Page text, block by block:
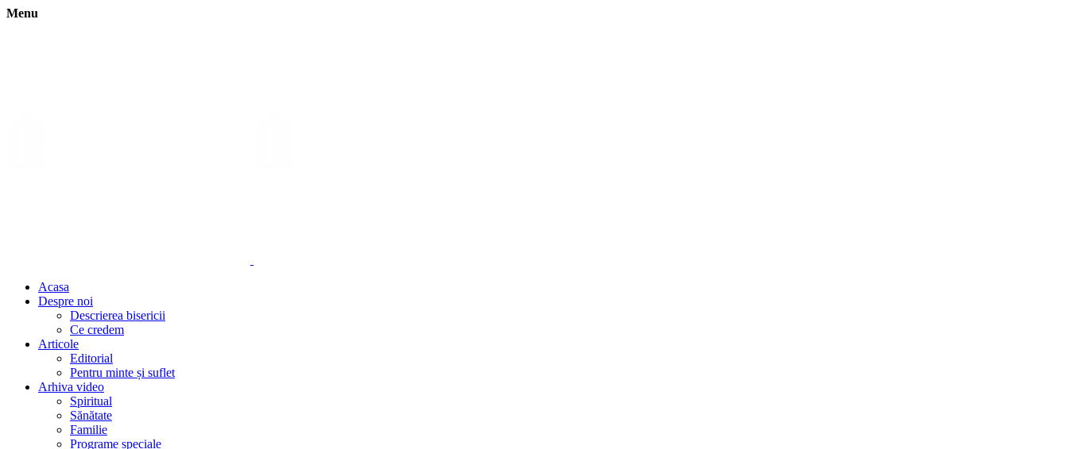
Menu
Acasa
Despre noi
Descrierea bisericii
Ce credem
Articole
Editorial
Pentru minte și suflet
Arhiva video
Spiritual
Sănătate
Familie
Programe speciale